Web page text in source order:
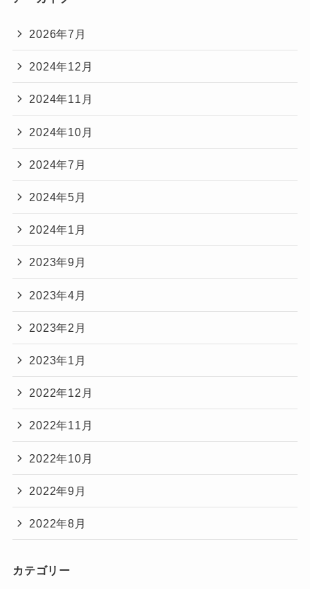
2026年7月
2024年12月
2024年11月
2024年10月
2024年7月
2024年5月
2024年1月
2023年9月
2023年4月
2023年2月
2023年1月
2022年12月
2022年11月
2022年10月
2022年9月
2022年8月
カテゴリー